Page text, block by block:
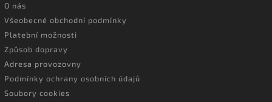
O nás
Všeobecné obchodní podmínky
Platební možnosti
Způsob dopravy
Adresa provozovny
Podmínky ochrany osobních údajů
Soubory cookies